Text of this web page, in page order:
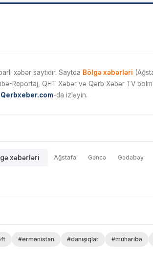
xəbər saytıdır. Saytda Bölgə xəbərləri
Reportaj, QHT Xəbər və Qərb Xəbər TV
Qerbxeber.com-da izləyin.
xəbərləri Ağstafa Gəncə Gədəbəy
#ermənistan #danışıqlar #müharibə